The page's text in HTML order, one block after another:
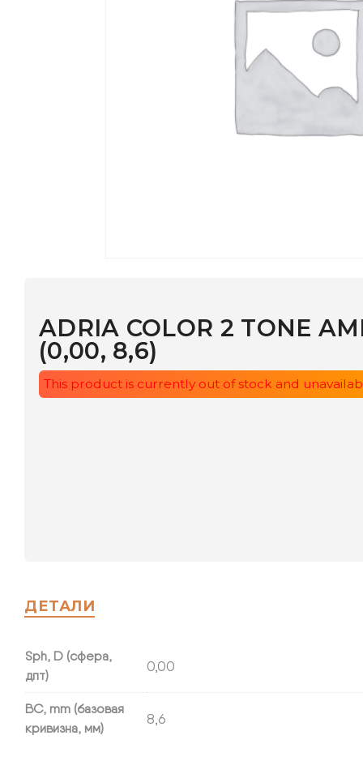
ДЕТАЛИ
Sph, D (сфера,
дпт)
0,00
BC, mm (базовая
кривизна, мм)
8,6